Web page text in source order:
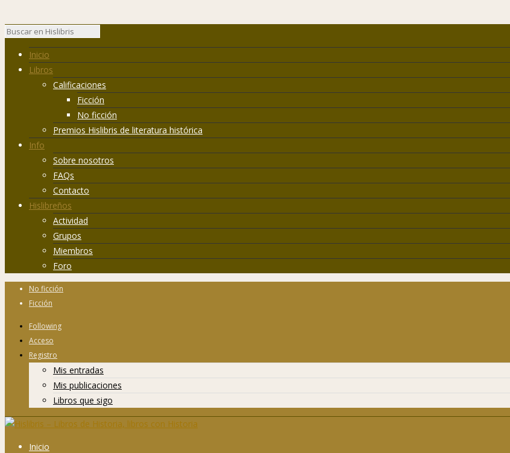
Inicio
Libros
Calificaciones
Ficción
No ficción
Premios Hislibris de literatura histórica
Info
Sobre nosotros
FAQs
Contacto
Hislibreños
Actividad
Grupos
Miembros
Foro
No ficción
Ficción
Following
Acceso
Registro
Mis entradas
Mis publicaciones
Libros que sigo
Inicio